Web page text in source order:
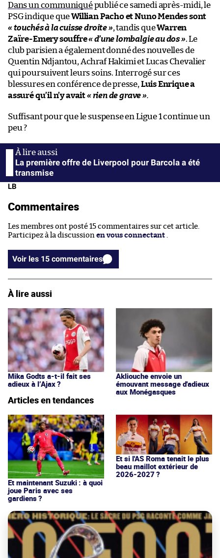
Dans un communiquépublié ce samedi après-midi, le
PSG indique queWillian Pacho et Nuno Mendes sont
« touchés à la cuisse droite », tandis queWarren
Zaïre-Emery souffre« d’une lombalgie au dos ». Le
club parisien a également donné des nouvelles de
Quentin Ndjantou, Achraf Hakimi et Lucas Chevalier
qui poursuivent leurs soins. Interrogé sur ces
blessures en conférence de presse, Luis Enrique a
assuré qu’il n’y avait« rien de grave ».
Suffisant pour que le suspense en Ligue 1 continue un
peu ?
La première offre de Liverpool pour Barcola a été
transmise
LB
Commentaires
Les membres ont posté 15 commentaires sur cet article.
Participez à la discussion en vous connectant
Voir les 15 commentaires
À lire aussi
Mika Godts a-t-il fait ses
adieux à l’Ajax ?
Akliouche envoie un
émouvant message d'adieux
aux Monégasques
Articles en tendances
Et maintenant Suzuki : à quoi
joue Paris avec ses
gardiens ?
Et si l'AS Roma tenait le plus
beau maillot extérieur de
2026-2027 ?